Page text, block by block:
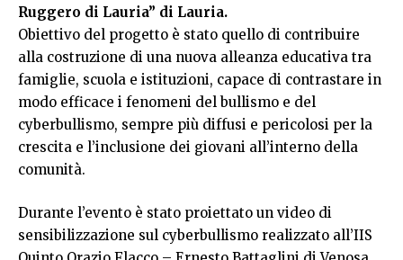
Ruggero di Lauria” di Lauria.
Obiettivo del progetto è stato quello di contribuire
alla costruzione di una nuova alleanza educativa tra
famiglie, scuola e istituzioni, capace di contrastare in
modo efficace i fenomeni del bullismo e del
cyberbullismo, sempre più diffusi e pericolosi per la
crescita e l’inclusione dei giovani all’interno della
comunità.
Durante l’evento è stato proiettato un video di
sensibilizzazione sul cyberbullismo realizzato all’IIS